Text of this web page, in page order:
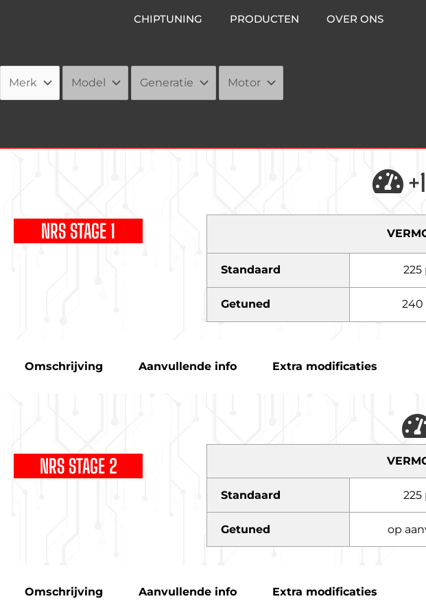
CHIPTUNING PRODUCTEN OVER ONS
NRS STAGE 1
Standaard 225
Getuned 240
Omschrijving Aanvullende info Extra modificaties
NRS STAGE 2
Standaard 225
Getuned op
Omschrijving Aanvullende info Extra modificaties